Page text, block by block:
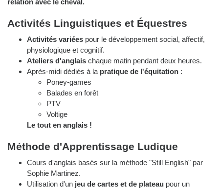
relation avec le cheval.
Activités Linguistiques et Équestres
Activités variées pour le développement social, affectif,
physiologique et cognitif.
Ateliers d'anglais chaque matin pendant deux heures.
Après-midi dédiés à la pratique de l'équitation :
Poney-games
Balades en forêt
PTV
Voltige
Le tout en anglais !
Méthode d'Apprentissage Ludique
Cours d'anglais basés sur la méthode "Still English" par
Sophie Martinez.
Utilisation d'un jeu de cartes et de plateau pour un